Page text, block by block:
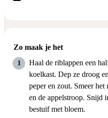
Zo maak je het
Haal de riblappen een
koelkast. Dep ze droog
peper en zout. Smeer
en de appelstroop. Snijd
bestuif met bloem.